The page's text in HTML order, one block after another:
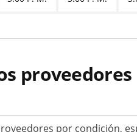
proveedores
por condición,